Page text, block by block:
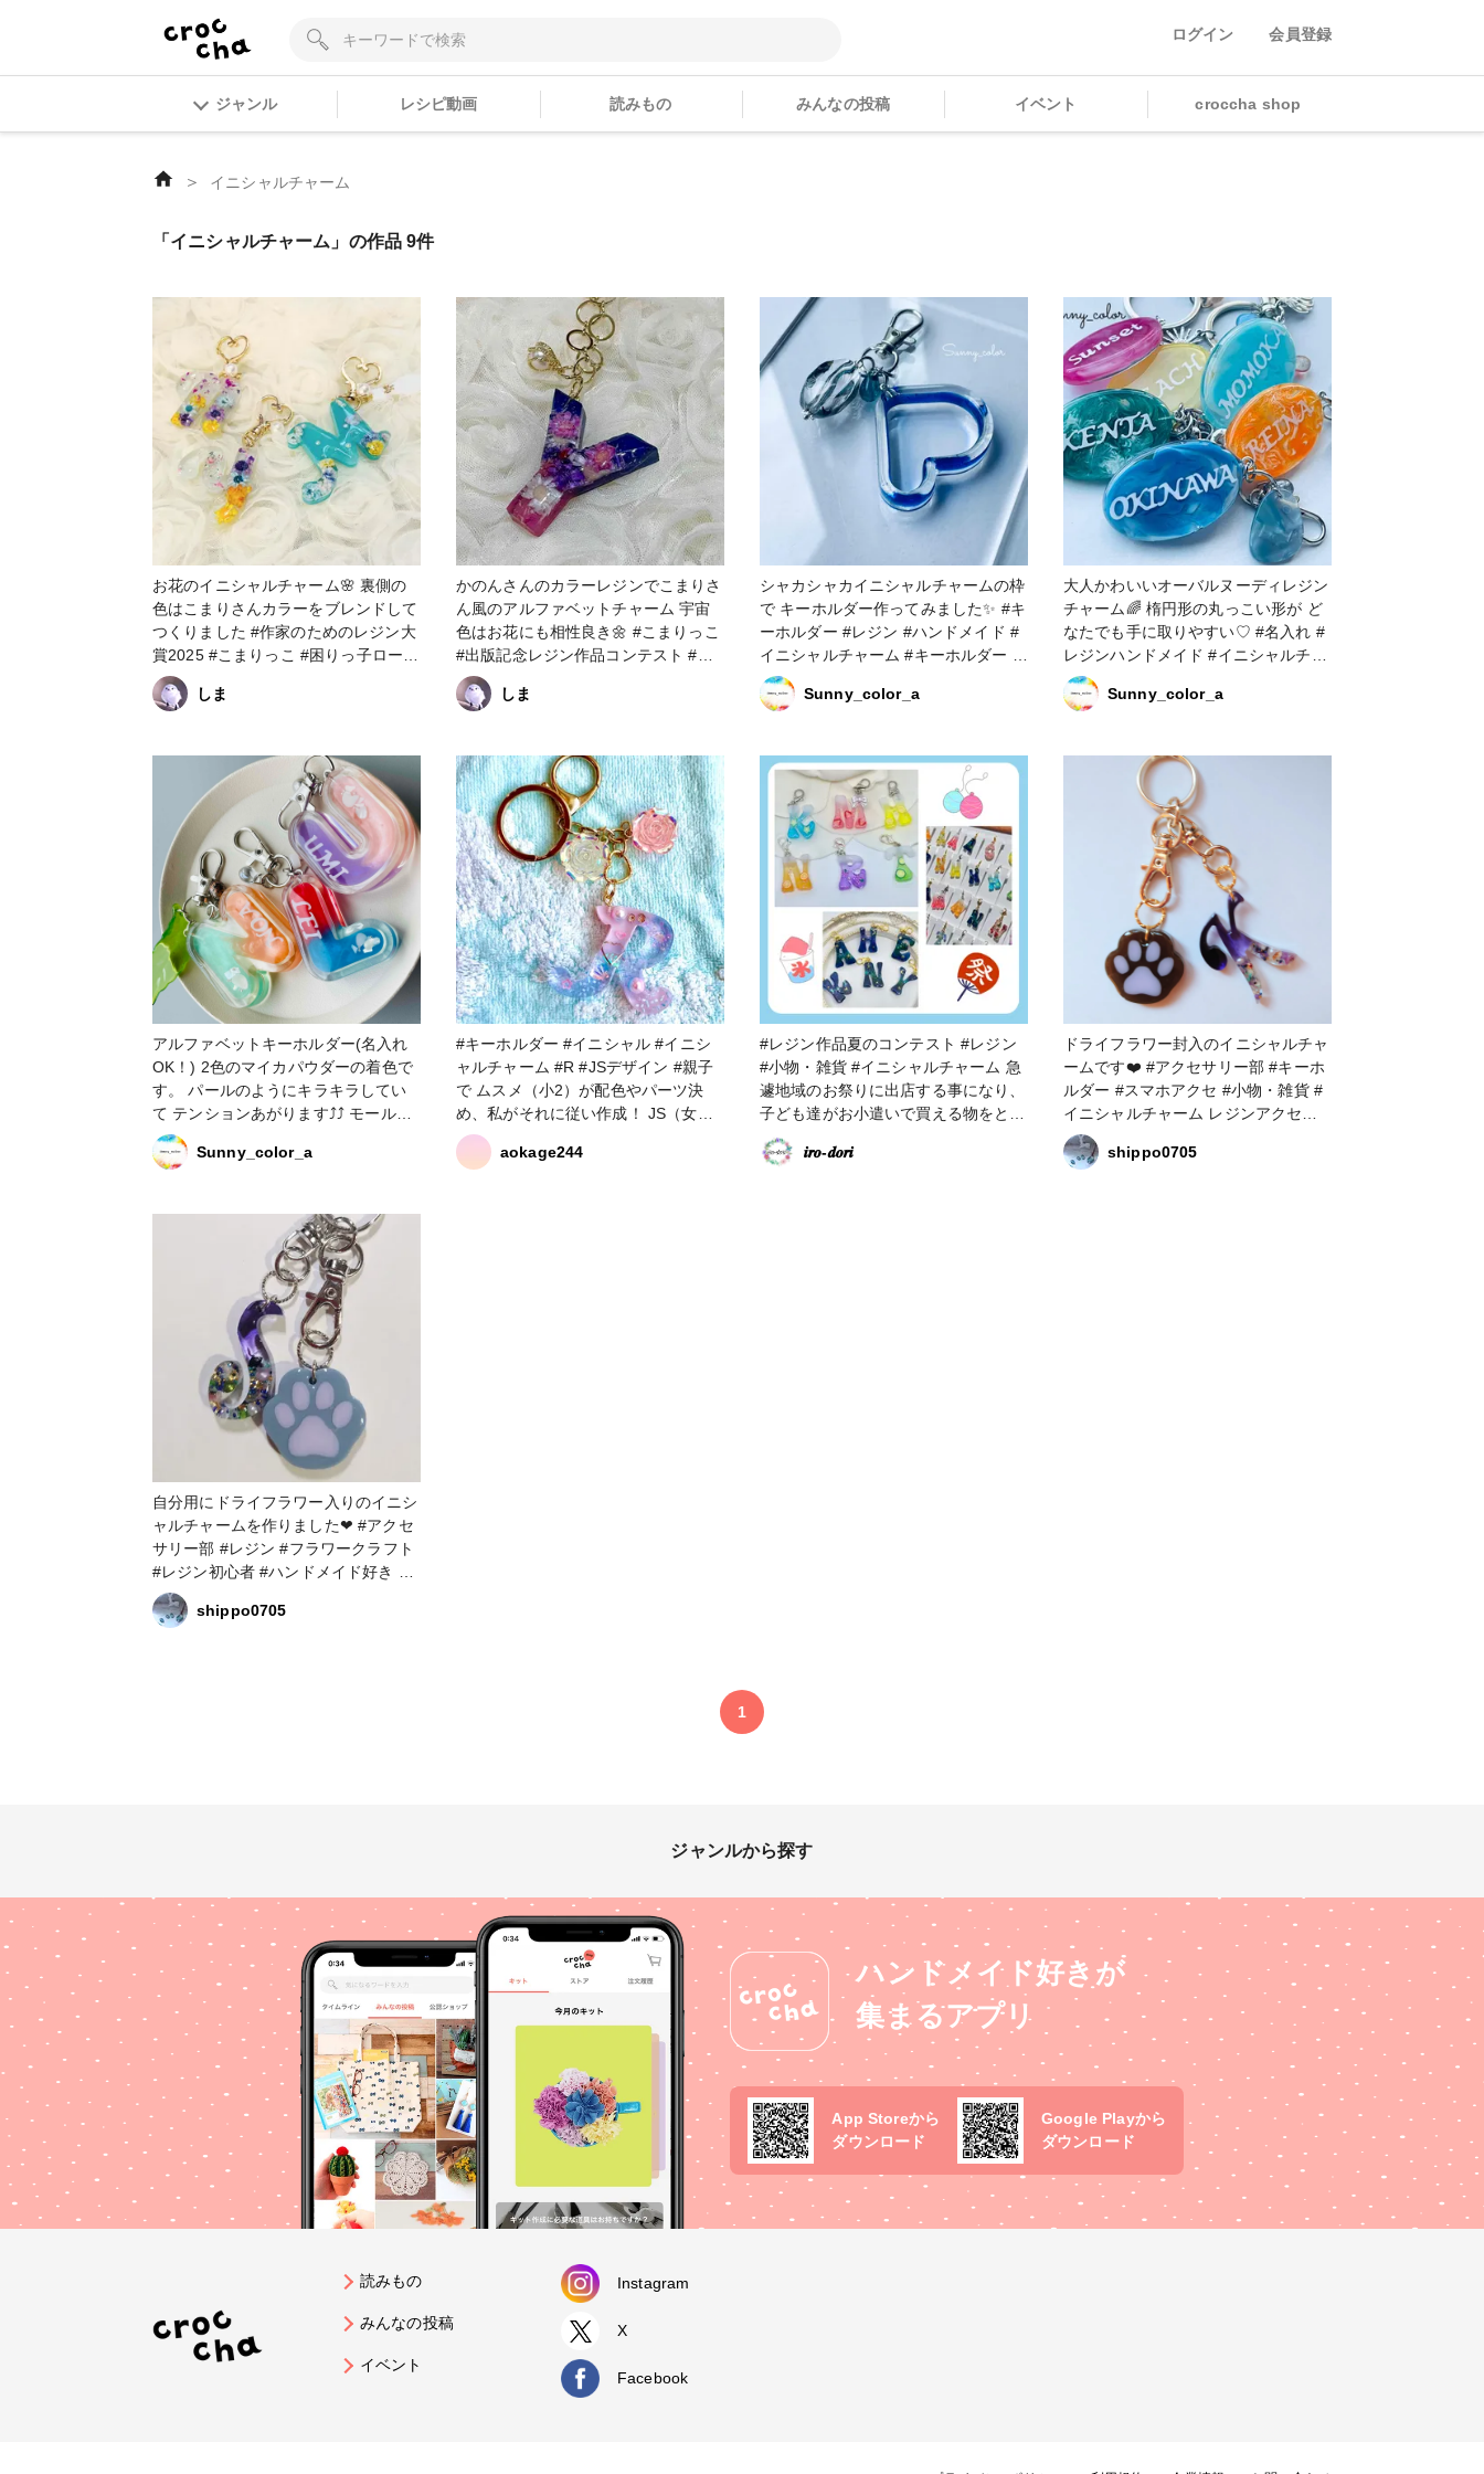
ログイン 会員登録
ジャンル レシピ動画 読みもの みんなの投稿 イベント croccha shop
＞ イニシャルチャーム
「イニシャルチャーム」の作品 9件
お花のイニシャルチャーム🌸 裏側の
色はこまりさんカラーをブレンドして
つくりました #作家のためのレジン大
賞2025 #こまりっこ #困りっ子ローガ
ンズ #イニシャルチャーム #クロコち
ゃんレシピ
しま
かのんさんのカラーレジンでこまりさ
ん風のアルファベットチャーム 宇宙
色はお花にも相性良き🌼 #こまりっこ
#出版記念レジン作品コンテスト #イ
ニシャルチャーム
しま
シャカシャカイニシャルチャームの枠
で キーホルダー作ってみました✨ #キ
ーホルダー #レジン #ハンドメイド #
イニシャルチャーム #キーホルダー #
アルファベットチャーム
Sunny_color_a
大人かわいいオーバルヌーディレジン
チャーム🌈 楕円形の丸っこい形が ど
なたでも手に取りやすい♡ #名入れ #
レジンハンドメイド #イニシャルチャ
ーム #キーホルダー #レジンアクセサ
リー #ヌーディ #大人かわいい #カバ
Sunny_color_a
アルファベットキーホルダー(名入れ
OK！) 2色のマイカパウダーの着色で
す。 パールのようにキラキラしてい
て テンションあがります⤴︎⤴︎ モールド
は大きめなので存在感ありあり✨ #キ
ーホルダー ＃レジンチャーム #レジンSunny_color_a
#キーホルダー #イニシャル #イニシ
ャルチャーム #R #JSデザイン #親子
で ムスメ（小2）が配色やパーツ決
め、私がそれに従い作成！ JS（女子
小学生）の完成、全力でカワイイに振
り切ってて素敵♥
aokage244
#レジン作品夏のコンテスト #レジン
#小物・雑貨 #イニシャルチャーム 急
遽地域のお祭りに出店する事になり、
子ども達がお小遣いで買える物をとイ
ニシャルチャームを出品。 祭り用に
夏らしくカラフルなフルーツクリーム
𝒊𝒓𝒐-𝒅𝒐𝒓𝒊
ドライフラワー封入のイニシャルチャ
ームです❤️ #アクセサリー部 #キーホ
ルダー #スマホアクセ #小物・雑貨 #
イニシャルチャーム レジンアクセサ
リー #ハンドメイド好き #作家のため
のレジン #ドライフラワー
shippo0705
自分用にドライフラワー入りのイニシ
ャルチャームを作りました❤ #アクセ
サリー部 #レジン #フラワークラフト
#レジン初心者 #ハンドメイド好き #
イニシャルチャーム
shippo0705
1
ジャンルから探す
ハンドメイド好きが
集まるアプリ
App Storeから
ダウンロード
Google Playから
ダウンロード
読みもの
みんなの投稿
イベント
Instagram
X
Facebook